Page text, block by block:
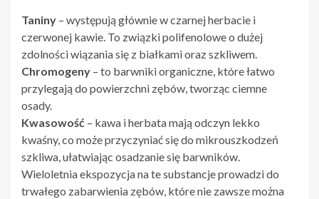
Taniny – występują głównie w czarnej herbacie i
czerwonej kawie. To związki polifenolowe o dużej
zdolności wiązania się z białkami oraz szkliwem.
Chromogeny – to barwniki organiczne, które łatwo
przylegają do powierzchni zębów, tworząc ciemne
osady.
Kwasowość – kawa i herbata mają odczyn lekko
kwaśny, co może przyczyniać się do mikrouszkodzeń
szkliwa, ułatwiając osadzanie się barwników.
Wieloletnia ekspozycja na te substancje prowadzi do
trwałego zabarwienia zębów, które nie zawsze można